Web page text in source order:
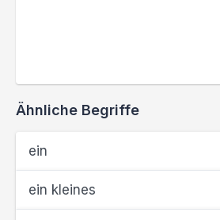
Ähnliche Begriffe
ein
ein kleines